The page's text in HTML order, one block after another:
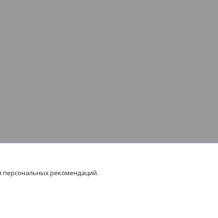
персональных рекомендаций.